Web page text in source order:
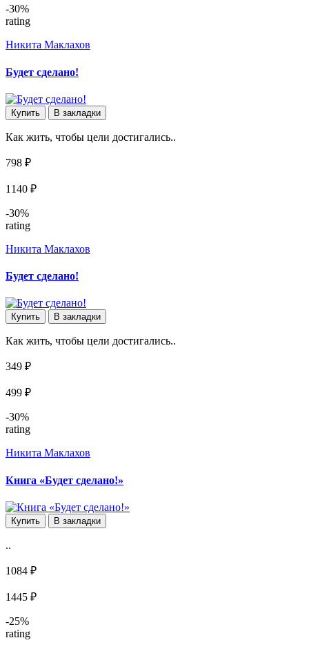
-30%
rating
Никита Маклахов
Будет сделано!
Купить В закладки
Как жить, чтобы цели достигались..
798 ₽
1140 ₽
-30%
rating
Никита Маклахов
Будет сделано!
Купить В закладки
Как жить, чтобы цели достигались..
349 ₽
499 ₽
-30%
rating
Никита Маклахов
Книга «Будет сделано!»
Купить В закладки
..
1084 ₽
1445 ₽
-25%
rating